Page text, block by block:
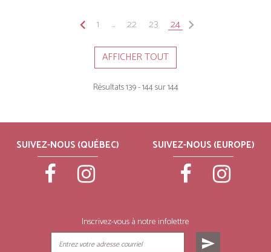
keyboard_arrow_left 1 ... 22 23 24 keyboard_arrow_right
AFFICHER TOUT
Résultats 139 - 144 sur 144
SUIVEZ-NOUS (QUÉBEC) SUIVEZ-NOUS (EUROPE)
Inscrivez-vous à notre infolettre
send